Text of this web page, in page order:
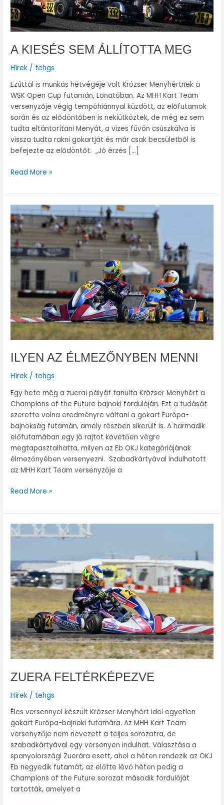
A KIESÉS SEM ÁLLÍTOTTA MEG
Hírek / tehgs
Ezúttal is munkás hétvégéje volt Krózser Menyhértnek a
WSK Open Cup futamán, Lonatóban. Az MHH Kart Team
versenyzője végig tempóhiánnyal küzdött, az előfutamok
során és az elődöntőben is nekiütköztek, de még ez sem
tudta eltántorítani Menyát, a vizes füvön csúszkálva is
vissza tudta rakni gokartját és már csak becsületből is
befejezte az elődöntőt. „Jó érzés […]
Read More »
ILYEN AZ ÉLMEZŐNYBEN MENNI
Hírek / tehgs
Egy hete még a zuerai pályát tanulta Krózser Menyhért a
Champions of the Future bajnoki fordulóján. Ezt a tudását
szerette volna eredményre váltani a gokart Európa-
bajnokság futamán, amely részben sikerült is. A harmadik
előfutamában egy jó rajtot követően végre
megtapasztalhatta, milyen az Eb OKJ kategóriájának
élmezőnyében versenyezni. Szabadkártyával indulhatott
az MHH Kart Team versenyzője a
AZ
ÉLMEZŐNYBEN
MENNI
Read More »
ZUERA FELTÉRKÉPEZVE
Hírek / tehgs
Éles versennyel készült Krózser Menyhért idei egyetlen
gokart Európa-bajnoki futamára. Az MHH Kart Team
versenyzője nem nevezett a teljes sorozatra, de
szabadkártyával egy versenyen indulhat. Választása a
spanyolországi Zuerára esett, ahol a héten rendezik az OKJ
Eb negyedik futamát, az előtte lévő héten pedig a
Champions of the Future sorozat második fordulóját
tartották, amelyet a
ZUERA
FELTÉRKÉPEZVE